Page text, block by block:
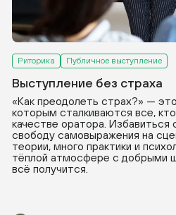
Риторика Публичное выступление
Выступление без страха
«Как преодолеть страх?» —
которым сталкиваются все,
качестве оратора.
свободу самовыражения на
теории, много практики и
тёплой атмосфере с добрыми
всё получится.